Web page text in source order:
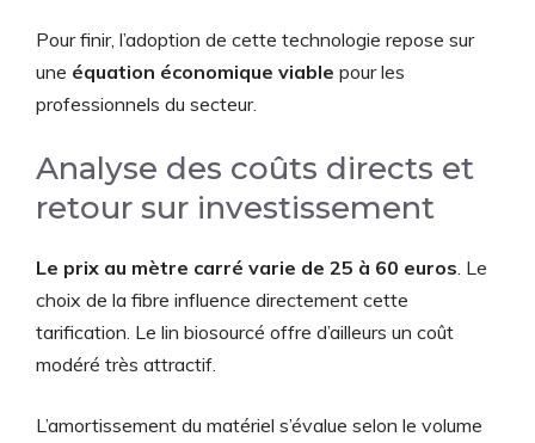
Pour finir, l’adoption de cette technologie repose sur
une équation économique viable pour les
professionnels du secteur.
Analyse des coûts directs et
retour sur investissement
Le prix au mètre carré varie de 25 à 60 euros . Le
choix de la fibre influence directement cette
tarification. Le lin biosourcé offre d’ailleurs un coût
modéré très attractif.
L’amortissement du matériel s’évalue selon le volume